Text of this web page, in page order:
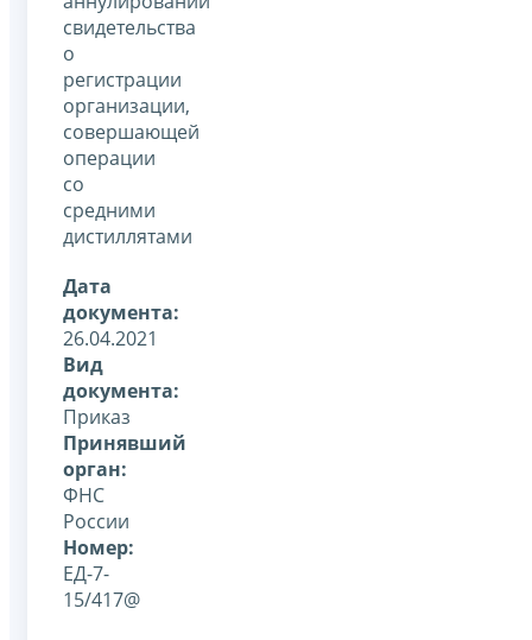
свидетельства
о
регистрации
организации,
совершающей
операции
со
средними
дистиллятами
Дата
документа:
26.04.2021
Вид
документа:
Приказ
Принявший
орган:
ФНС
России
Номер:
ЕД-7-
15/417@